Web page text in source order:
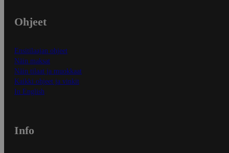
Ohjeet
Ensitilaajan ohjeet
Näin maksat
Näin tilaat ja muokkaat
Kaikki ohjeet ja vinkit
In English
Info